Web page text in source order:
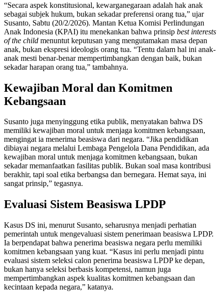
“Secara aspek konstitusional, kewarganegaraan adalah hak anak
sebagai subjek hukum, bukan sekadar preferensi orang tua,” ujar
Susanto, Sabtu (20/2/2026). Mantan Ketua Komisi Perlindungan
Anak Indonesia (KPAI) itu menekankan bahwa prinsip best interests
of the child menuntut keputusan yang mengutamakan masa depan
anak, bukan ekspresi ideologis orang tua. “Tentu dalam hal ini anak-
anak mesti benar-benar mempertimbangkan dengan baik, bukan
sekadar harapan orang tua,” tambahnya.
Kewajiban Moral dan Komitmen
Kebangsaan
Susanto juga menyinggung etika publik, menyatakan bahwa DS
memiliki kewajiban moral untuk menjaga komitmen kebangsaan,
mengingat ia menerima beasiswa dari negara. “Jika pendidikan
dibiayai negara melalui Lembaga Pengelola Dana Pendidikan, ada
kewajiban moral untuk menjaga komitmen kebangsaan, bukan
sekadar memanfaatkan fasilitas publik. Bukan soal masa kontribusi
berakhir, tapi soal etika berbangsa dan bernegara. Hemat saya, ini
sangat prinsip,” tegasnya.
Evaluasi Sistem Beasiswa LPDP
Kasus DS ini, menurut Susanto, seharusnya menjadi perhatian
pemerintah untuk mengevaluasi sistem penerimaan beasiswa LPDP.
Ia berpendapat bahwa penerima beasiswa negara perlu memiliki
komitmen kebangsaan yang kuat. “Kasus ini perlu menjadi pintu
evaluasi sistem seleksi calon penerima beasiswa LPDP ke depan,
bukan hanya seleksi berbasis kompetensi, namun juga
mempertimbangkan aspek kualitas komitmen kebangsaan dan
kecintaan kepada negara,” katanya.